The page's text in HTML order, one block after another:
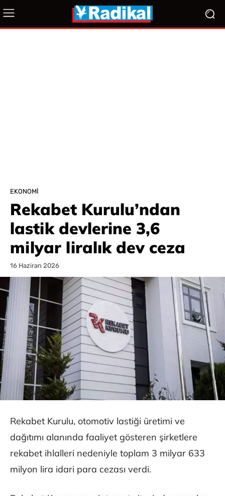
EKONOMI
Rekabet Kurulu’ndan
lastik devlerine 3,6
milyar liralık dev ceza
16 Haziran 2026
Rekabet Kurulu, otomotiv lastiği üretimi ve
dağıtımı alanında faaliyet gösteren şirketlere
rekabet ihlalleri nedeniyle toplam 3 milyar 633
milyon lira idari para cezası verdi.